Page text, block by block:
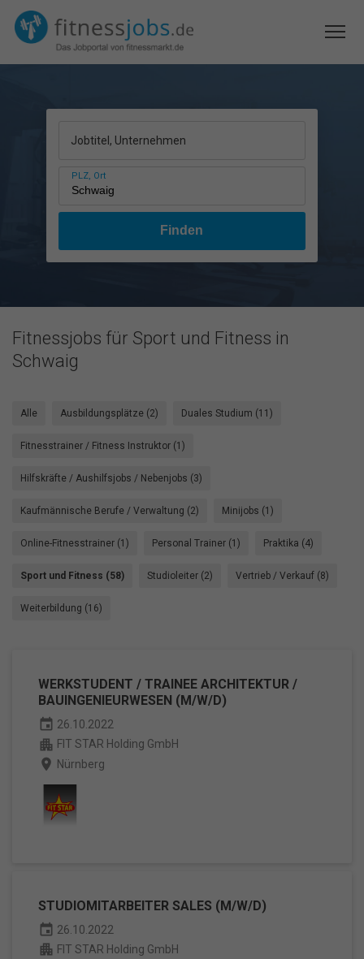
Jobtitel, Unternehmen
PLZ, Ort
Fitnessjobs für Sport und Fitness in
Schwaig
Alle Ausbildungsplätze (2) Duales Studium (11)
Fitnesstrainer / Fitness Instruktor (1)
Hilfskräfte / Aushilfsjobs / Nebenjobs (3)
Kaufmännische Berufe / Verwaltung (2) Minijobs (1)
Online-Fitnesstrainer (1) Personal Trainer (1) Praktika (4)
Sport und Fitness (58) Studioleiter (2) Vertrieb / Verkauf (8)
Weiterbildung (16)
WERKSTUDENT / TRAINEE ARCHITEKTUR /
BAUINGENIEURWESEN (M/W/D)
event 26.10.2022
apartment FIT STAR Holding GmbH
place Nürnberg
STUDIOMITARBEITER SALES (M/W/D)
event 26.10.2022
apartment FIT STAR Holding GmbH